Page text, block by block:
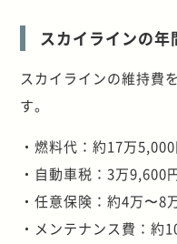
スカイラインの年
スカイラインの維持費
す。
・燃料代：約17万
・自動車税：3万9,600
・任意保険：約4万〜8
・メンテナンス費：約